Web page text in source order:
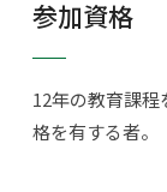
参加資格
12年の教育課
格を有する者。